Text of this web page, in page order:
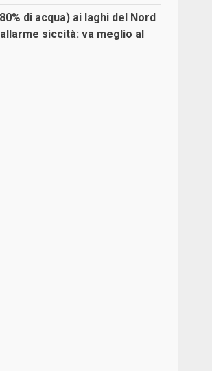
di acqua) ai laghi del Nord
siccità: va meglio al